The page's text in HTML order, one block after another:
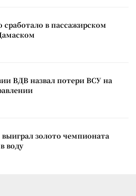
сработало в пассажирском
ВДВ назвал потери ВСУ на
золото чемпионата
воду